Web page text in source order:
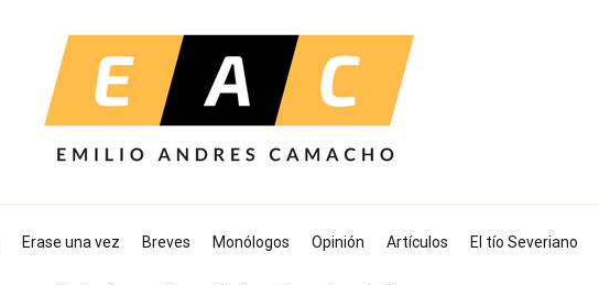
Erase una vez Breves Monólogos Opinión Artículos El tío Severiano